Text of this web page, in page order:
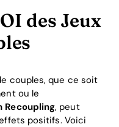
des Jeux
couples, que ce soit
ou le
Recoupling, peut
positifs. Voici